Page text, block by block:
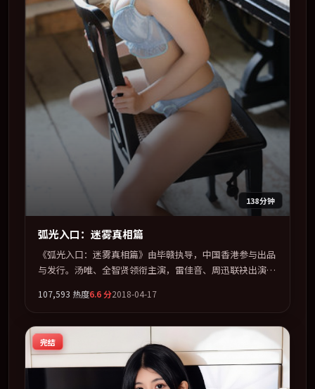
138分钟
弧光入口：迷雾真相篇
《弧光入口：迷雾真相篇》由毕赣执导，中国香港参与出品
与发行。汤唯、全智贤领衔主演，雷佳音、周迅联袂出演。
为骨架，在叙事、表演与视听上力求统一。定于 2018-05-
碑稳健，适合喜欢强情节与人物弧光的观众完整观看。
107,593 热度6.6分2018-04-17
完结